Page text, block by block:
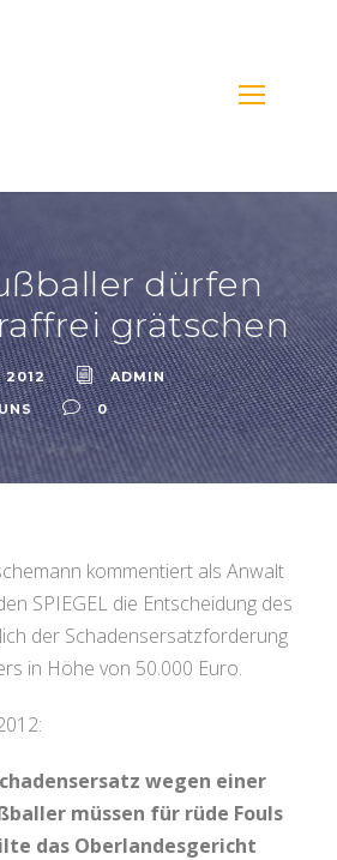
dürfen
grätschen
2012
ADMIN
0
kommentiert als Anwalt
SPIEGEL die Entscheidung des
der Schadensersatzforderung
in Höhe von 50.000 Euro.
wegen einer
müssen für rüde Fouls
das Oberlandesgericht